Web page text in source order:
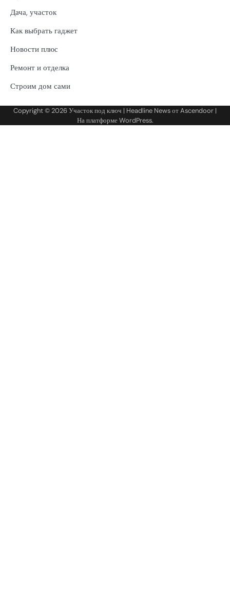
Дача, участок
Как выбрать гаджет
Новости плюс
Ремонт и отделка
Строим дом сами
Copyright © 2026Участок под ключ | Headline News отAscendoor |
На платформеWordPress.